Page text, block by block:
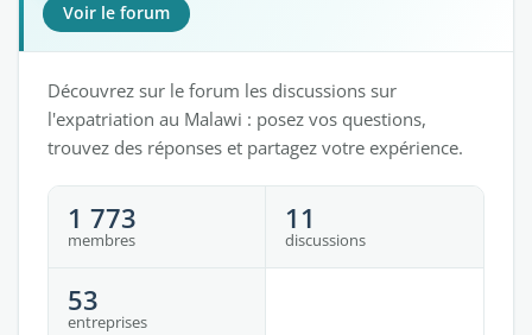
Voir le forum
Découvrez sur le forum les discussions sur
l'expatriation au Malawi : posez vos questions,
trouvez des réponses et partagez votre expérience.
1 773
membres
11
discussions
53
entreprises